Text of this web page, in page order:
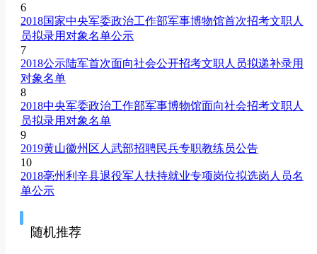
6
2018国家中央军委政治工作部军事博物馆首次招考文职人
员拟录用对象名单公示
7
2018公示陆军首次面向社会公开招考文职人员拟递补录用
对象名单
8
2018中央军委政治工作部军事博物馆面向社会招考文职人
员拟录用对象名单
9
2019黄山徽州区人武部招聘民兵专职教练员公告
10
2018亳州利辛县退役军人扶持就业专项岗位拟选岗人员名
单公示
随机推荐